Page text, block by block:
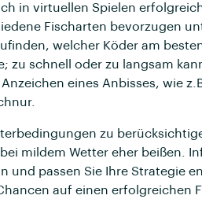
in virtuellen Spielen
Fischarten bevorzugen
welcher Köder am
zu schnell oder zu langsam
eines Anbisses, wie
zu
mildem Wetter eher beißen.
und passen Sie Ihre Strategie
auf einen erfolgreichen